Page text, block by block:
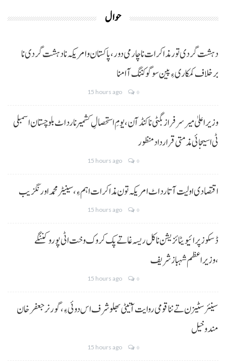
حوال
دہشت گردی تور مذاکرات نا چارمی دور،پاکستان و امریکہ نا دہشت گردی نا
برخلاف کمکاری ءِ پین سوگو کننگ آ امنا
15 hours ago 0
وزیراعلیٰ میر سرفراز بگٹی نا کنڈ آن،یومِ استحصالِ کشمیر نا رد اٹ بلوچستان اسمبلی
ٹی اسیجائی مذمتی قرارداد منظور
15 hours ago 0
اقتصادی اولیت آتا رد اٹ امریکہ تون مذاکرات اہم ءِ،سینیٹر محمد اورنگزیب
15 hours ago 0
ڈسکوز پرائیویٹائزیشن نا کل ریسہ غاتے پک کروک وخت اٹی پورو کننگے
،وزیراعظم شہباز شریف
15 hours ago 0
سینئر سٹیزن تے ننا قومی روایت آتیٹی بھلو شرف اس دوئی ءِ،گورنر جعفرخان
مندوخیل
15 hours ago 0